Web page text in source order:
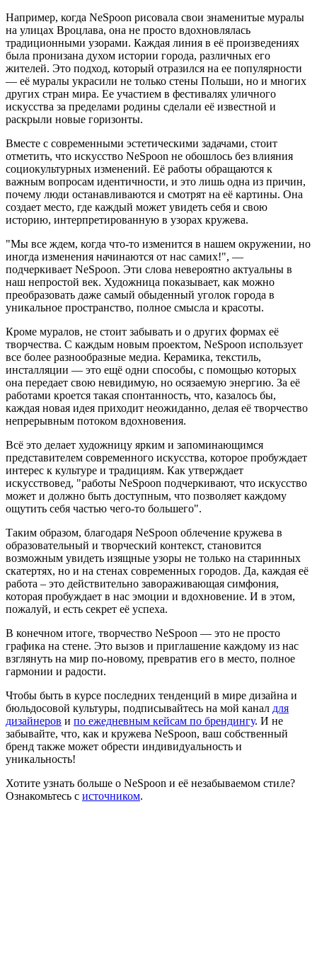
Например, когда NeSpoon рисовала свои знаменитые муралы
на улицах Вроцлава, она не просто вдохновлялась
традиционными узорами. Каждая линия в её произведениях
была пронизана духом истории города, различных его
жителей. Это подход, который отразился на ее популярности
— её муралы украсили не только стены Польши, но и многих
других стран мира. Ее участием в фестивалях уличного
искусства за пределами родины сделали её известной и
раскрыли новые горизонты.
Вместе с современными эстетическими задачами, стоит
отметить, что искусство NeSpoon не обошлось без влияния
социокультурных изменений. Её работы обращаются к
важным вопросам идентичности, и это лишь одна из причин,
почему люди останавливаются и смотрят на её картины. Она
создает место, где каждый может увидеть себя и свою
историю, интерпретированную в узорах кружева.
"Мы все ждем, когда что-то изменится в нашем окружении, но
иногда изменения начинаются от нас самих!", —
подчеркивает NeSpoon. Эти слова невероятно актуальны в
наш непростой век. Художница показывает, как можно
преобразовать даже самый обыденный уголок города в
уникальное пространство, полное смысла и красоты.
Кроме муралов, не стоит забывать и о других формах её
творчества. С каждым новым проектом, NeSpoon использует
все более разнообразные медиа. Керамика, текстиль,
инсталляции — это ещё одни способы, с помощью которых
она передает свою невидимую, но осязаемую энергию. За её
работами кроется такая спонтанность, что, казалось бы,
каждая новая идея приходит неожиданно, делая её творчество
непрерывным потоком вдохновения.
Всё это делает художницу ярким и запоминающимся
представителем современного искусства, которое пробуждает
интерес к культуре и традициям. Как утверждает
искусствовед, "работы NeSpoon подчеркивают, что искусство
может и должно быть доступным, что позволяет каждому
ощутить себя частью чего-то большего".
Таким образом, благодаря NeSpoon облечение кружева в
образовательный и творческий контекст, становится
возможным увидеть изящные узоры не только на старинных
скатертях, но и на стенах современных городов. Да, каждая её
работа – это действительно завораживающая симфония,
которая пробуждает в нас эмоции и вдохновение. И в этом,
пожалуй, и есть секрет её успеха.
В конечном итоге, творчество NeSpoon — это не просто
графика на стене. Это вызов и приглашение каждому из нас
взглянуть на мир по-новому, превратив его в место, полное
гармонии и радости.
Чтобы быть в курсе последних тенденций в мире дизайна и
бюльдосовой культуры, подписывайтесь на мой канал для
дизайнеров и по ежедневным кейсам по брендингу. И не
забывайте, что, как и кружева NeSpoon, ваш собственный
бренд также может обрести индивидуальность и
уникальность!
Хотите узнать больше о NeSpoon и её незабываемом стиле?
Ознакомьтесь с источником.